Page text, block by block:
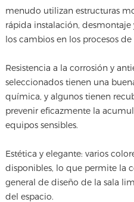
menudo utilizan estructuras
rápida instalación, desmontaje
los cambios en los procesos
Resistencia a la corrosión y
seleccionados tienen una
química, y algunos tienen
prevenir eficazmente la
equipos sensibles.
Estética y elegante: varios
disponibles, lo que permite la
general de diseño de la sala
del espacio.